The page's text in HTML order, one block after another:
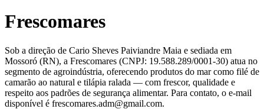
Frescomares
Sob a direção de Cario Sheves Paiviandre Maia e sediada em
Mossoró (RN), a Frescomares (CNPJ: 19.588.289/0001-30) atua no
segmento de agroindústria, oferecendo produtos do mar como filé de
camarão ao natural e tilápia ralada — com frescor, qualidade e
respeito aos padrões de segurança alimentar. Para contato, o e-mail
disponível é frescomares.adm@gmail.com.